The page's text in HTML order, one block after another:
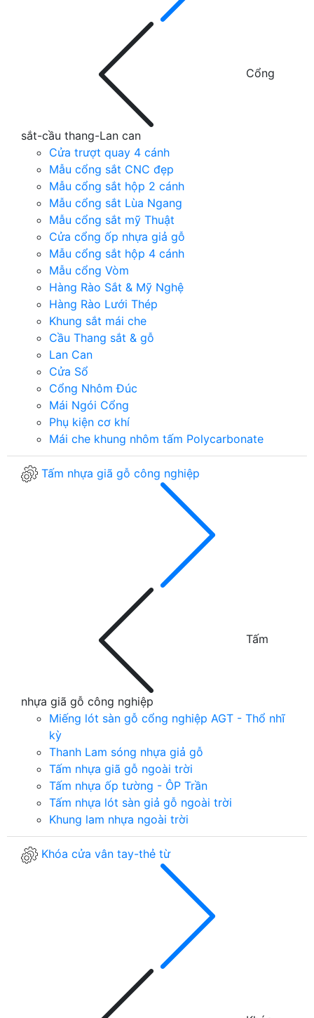
Cổng
sắt-cầu thang-Lan can
Cửa trượt quay 4 cánh
Mẫu cổng sắt CNC đẹp
Mẫu cổng sắt hộp 2 cánh
Mẫu cổng sắt Lùa Ngang
Mẫu cổng sắt mỹ Thuật
Cửa cổng ốp nhựa giả gỗ
Mẫu cổng sắt hộp 4 cánh
Mẫu cổng Vòm
Hàng Rào Sắt & Mỹ Nghệ
Hàng Rào Lưới Thép
Khung sắt mái che
Cầu Thang sắt & gỗ
Lan Can
Cửa Sổ
Cổng Nhôm Đúc
Mái Ngói Cổng
Phụ kiện cơ khí
Mái che khung nhôm tấm Polycarbonate
Tấm nhựa giã gỗ công nghiệp
Tấm
nhựa giã gỗ công nghiệp
Miếng lót sàn gỗ cổng nghiệp AGT - Thổ nhĩ
kỳ
Thanh Lam sóng nhựa giả gỗ
Tấm nhựa giã gỗ ngoài trời
Tấm nhựa ốp tường - ÔP Trần
Tấm nhựa lót sàn giả gỗ ngoài trời
Khung lam nhựa ngoài trời
Khóa cửa vân tay-thẻ từ